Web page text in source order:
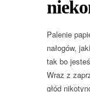
Palenie
nałogów,
tak bo
Wraz z
głód